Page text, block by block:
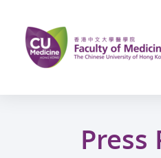
main
content
Press